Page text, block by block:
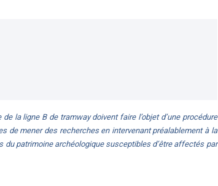
la ligne B de tramway doivent faire l’objet d’une procédure
de mener des recherches en intervenant préalablement à la
du patrimoine archéologique susceptibles d’être affectés par